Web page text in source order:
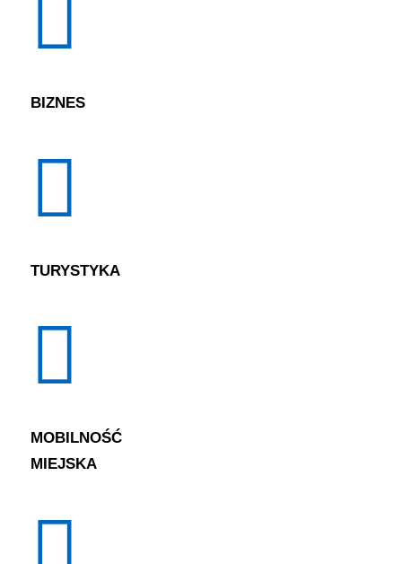
BIZNES
TURYSTYKA
MOBILNOŚĆ
MIEJSKA